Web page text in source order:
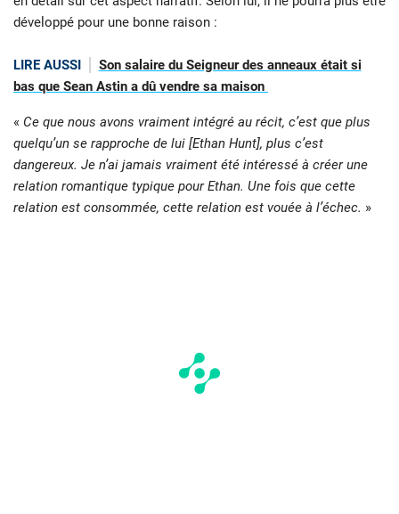
développé pour une bonne raison :
LIRE AUSSI
Son salaire du Seigneur des anneaux était si
bas que Sean Astin a dû vendre sa maison
« Ce que nous avons vraiment intégré au récit, c’est que plus
quelqu’un se rapproche de lui [Ethan Hunt], plus c’est
dangereux. Je n’ai jamais vraiment été intéressé à créer une
relation romantique typique pour Ethan. Une fois que cette
relation est consommée, cette relation est vouée à l’échec. »